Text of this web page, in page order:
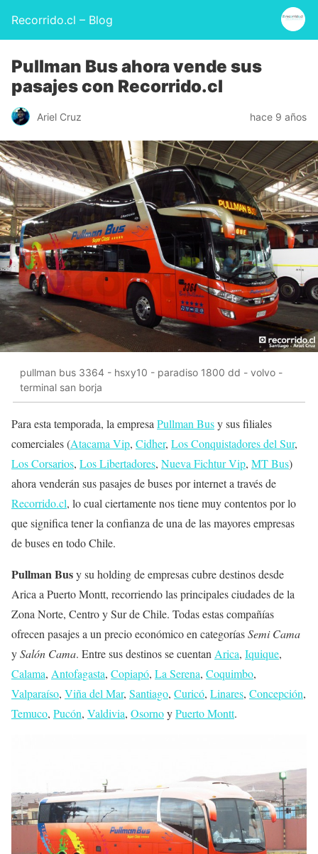
Recorrido.cl – Blog
Pullman Bus ahora vende sus
pasajes con Recorrido.cl
Ariel Cruz hace 9 años
pullman bus 3364 - hsxy10 - paradiso 1800 dd - volvo -
terminal san borja
Para esta temporada, la empresaPullman Busy sus filiales
comerciales (Atacama Vip, Cidher, Los Conquistadores del Sur,
Los Corsarios, Los Libertadores, Nueva Fichtur Vip, MT Bus)
ahora venderán sus pasajes de buses por internet a través de
Recorrido.cl, lo cual ciertamente nos tiene muy contentos por lo
que significa tener la confianza de una de las mayores empresas
de buses en todo Chile.
Pullman Busy su holding de empresas cubre destinos desde
Arica a Puerto Montt, recorriendo las principales ciudades de la
Zona Norte, Centro y Sur de Chile. Todas estas compañías
ofrecen pasajes a un precio económico en categoríasSemi Cama
ySalón Cama. Entre sus destinos se cuentanArica, Iquique,
Calama, Antofagasta, Copiapó, La Serena, Coquimbo,
Valparaíso, Viña del Mar, Santiago, Curicó, Linares, Concepción,
Temuco, Pucón, Valdivia, OsornoyPuerto Montt.